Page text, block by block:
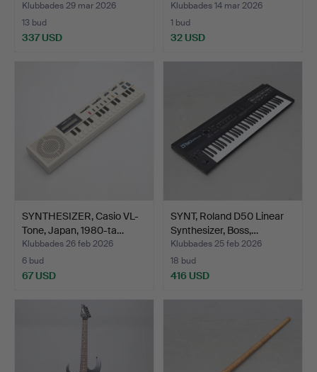
Klubbades 29 mar 2026
13 bud
337 USD
Klubbades 14 mar 2026
1 bud
32 USD
SYNTHESIZER, Casio VL-
Tone, Japan, 1980-ta…
Klubbades 26 feb 2026
6 bud
67 USD
SYNT, Roland D50 Linear
Synthesizer, Boss,…
Klubbades 25 feb 2026
18 bud
416 USD